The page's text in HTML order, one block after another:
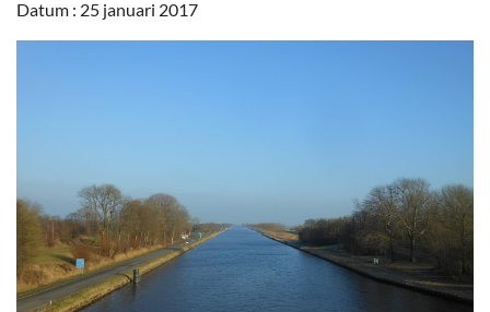
Datum : 25 januari 2017